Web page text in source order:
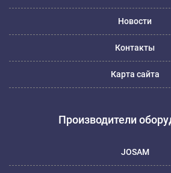
Новости
Контакты
Карта сайта
Производители
JOSAM